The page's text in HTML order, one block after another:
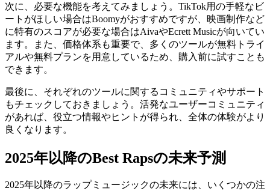
次に、必要な機能を考えてみましょう。TikTok用の手軽なビ
ートがほしい場合はBoomyがおすすめですが、映画制作など
に特有のスコアが必要な場合はAivaやEcrett Musicが向いてい
ます。また、価格体系も重要で、多くのツールが無料トライ
アルや無料プランを用意しているため、購入前に試すことも
できます。
最後に、それぞれのツールに関するコミュニティやサポート
もチェックしておきましょう。活発なユーザーコミュニティ
があれば、役立つ情報やヒントが得られ、全体の体験がより
良くなります。
2025年以降のBest Rapsの未来予測
2025年以降のラップミュージックの未来には、いくつかの注